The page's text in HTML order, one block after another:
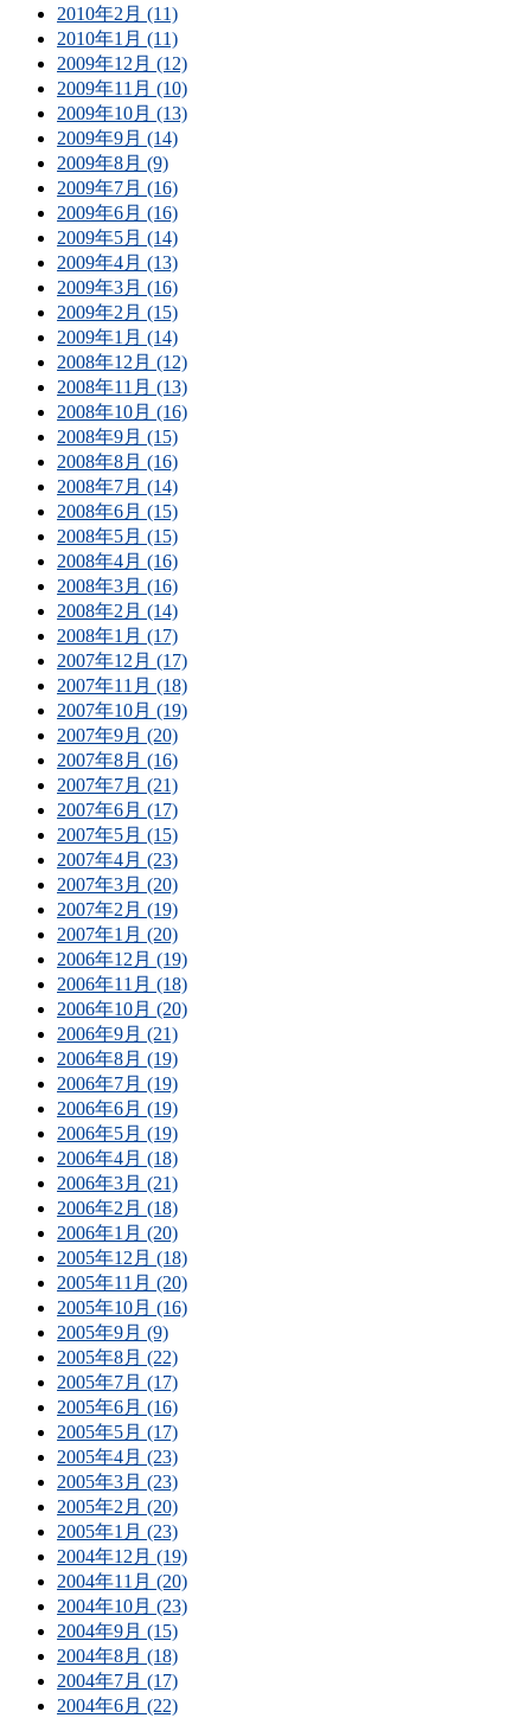
2010年2月 (11)
2010年1月 (11)
2009年12月 (12)
2009年11月 (10)
2009年10月 (13)
2009年9月 (14)
2009年8月 (9)
2009年7月 (16)
2009年6月 (16)
2009年5月 (14)
2009年4月 (13)
2009年3月 (16)
2009年2月 (15)
2009年1月 (14)
2008年12月 (12)
2008年11月 (13)
2008年10月 (16)
2008年9月 (15)
2008年8月 (16)
2008年7月 (14)
2008年6月 (15)
2008年5月 (15)
2008年4月 (16)
2008年3月 (16)
2008年2月 (14)
2008年1月 (17)
2007年12月 (17)
2007年11月 (18)
2007年10月 (19)
2007年9月 (20)
2007年8月 (16)
2007年7月 (21)
2007年6月 (17)
2007年5月 (15)
2007年4月 (23)
2007年3月 (20)
2007年2月 (19)
2007年1月 (20)
2006年12月 (19)
2006年11月 (18)
2006年10月 (20)
2006年9月 (21)
2006年8月 (19)
2006年7月 (19)
2006年6月 (19)
2006年5月 (19)
2006年4月 (18)
2006年3月 (21)
2006年2月 (18)
2006年1月 (20)
2005年12月 (18)
2005年11月 (20)
2005年10月 (16)
2005年9月 (9)
2005年8月 (22)
2005年7月 (17)
2005年6月 (16)
2005年5月 (17)
2005年4月 (23)
2005年3月 (23)
2005年2月 (20)
2005年1月 (23)
2004年12月 (19)
2004年11月 (20)
2004年10月 (23)
2004年9月 (15)
2004年8月 (18)
2004年7月 (17)
2004年6月 (22)